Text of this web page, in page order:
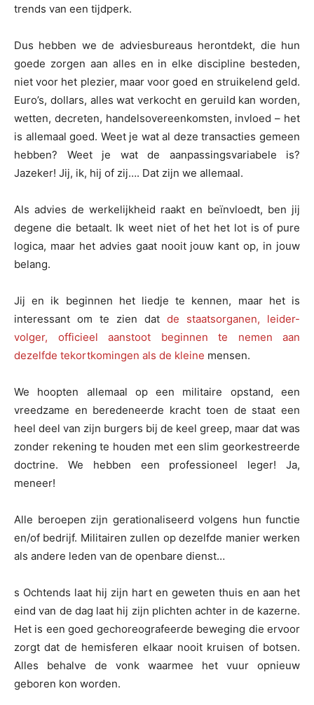
trends van een tijdperk.
Dus hebben we de adviesbureaus herontdekt, die hun
goede zorgen aan alles en in elke discipline besteden,
niet voor het plezier, maar voor goed en struikelend geld.
Euro’s, dollars, alles wat verkocht en geruild kan worden,
wetten, decreten, handelsovereenkomsten, invloed – het
is allemaal goed. Weet je wat al deze transacties gemeen
hebben? Weet je wat de aanpassingsvariabele is?
Jazeker! Jij, ik, hij of zij…. Dat zijn we allemaal.
Als advies de werkelijkheid raakt en beïnvloedt, ben jij
degene die betaalt. Ik weet niet of het het lot is of pure
logica, maar het advies gaat nooit jouw kant op, in jouw
belang.
Jij en ik beginnen het liedje te kennen, maar het is
interessant om te zien dat de staatsorganen, leider-
volger, officieel aanstoot beginnen te nemen aan
dezelfde tekortkomingen als de kleine mensen.
We hoopten allemaal op een militaire opstand, een
vreedzame en beredeneerde kracht toen de staat een
heel deel van zijn burgers bij de keel greep, maar dat was
zonder rekening te houden met een slim georkestreerde
doctrine. We hebben een professioneel leger! Ja,
meneer!
Alle beroepen zijn gerationaliseerd volgens hun functie
en/of bedrijf. Militairen zullen op dezelfde manier werken
als andere leden van de openbare dienst…
s Ochtends laat hij zijn hart en geweten thuis en aan het
eind van de dag laat hij zijn plichten achter in de kazerne.
Het is een goed gechoreografeerde beweging die ervoor
zorgt dat de hemisferen elkaar nooit kruisen of botsen.
Alles behalve de vonk waarmee het vuur opnieuw
geboren kon worden.